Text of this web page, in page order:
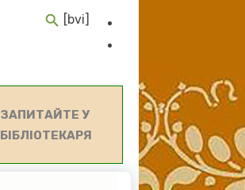
[bvi]
ЗАПИТАЙТЕ У
БІБЛІОТЕКАРЯ